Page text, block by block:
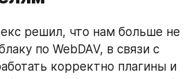
решил, что нам больше не
по WebDAV, в связи с
корректно плагины и